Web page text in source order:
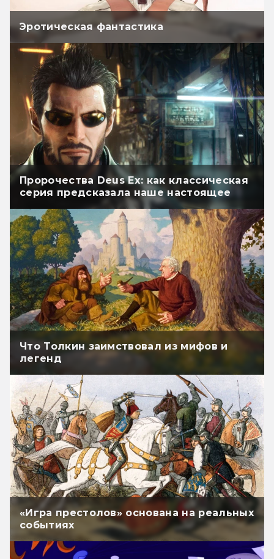
Эротическая фантастика
Пророчества Deus Ex: как классическая
серия предсказала наше настоящее
Что Толкин заимствовал из мифов и
легенд
«Игра престолов» основана на реальных
событиях